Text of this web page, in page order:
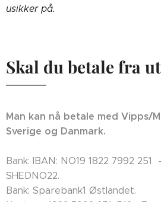
usikker på.
Skal du betale fra
Man kan nå betale med Vipps/
Sverige og Danmark.
Bank: IBAN: NO19 1822 7992 251
SHEDNO22.
Bank: Sparebank1 Østlandet.